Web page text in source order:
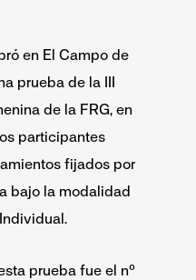
en El Campo de
prueba de la III
de la FRG, en
participantes
fijados por
bajo la modalidad
prueba fue el nº